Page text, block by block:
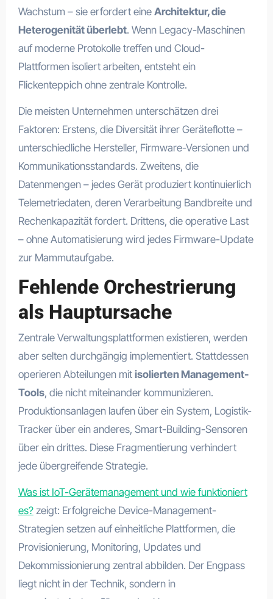
Wachstum – sie erfordert eine Architektur, die
Heterogenität überlebt. Wenn Legacy-Maschinen
auf moderne Protokolle treffen und Cloud-
Plattformen isoliert arbeiten, entsteht ein
Flickenteppich ohne zentrale Kontrolle.
Die meisten Unternehmen unterschätzen drei
Faktoren: Erstens, die Diversität ihrer Geräteflotte –
unterschiedliche Hersteller, Firmware-Versionen und
Kommunikationsstandards. Zweitens, die
Datenmengen – jedes Gerät produziert kontinuierlich
Telemetriedaten, deren Verarbeitung Bandbreite und
Rechenkapazität fordert. Drittens, die operative Last
– ohne Automatisierung wird jedes Firmware-Update
zur Mammutaufgabe.
Fehlende Orchestrierung
als Hauptursache
Zentrale Verwaltungsplattformen existieren, werden
aber selten durchgängig implementiert. Stattdessen
operieren Abteilungen mit isolierten Management-
Tools, die nicht miteinander kommunizieren.
Produktionsanlagen laufen über ein System, Logistik-
Tracker über ein anderes, Smart-Building-Sensoren
über ein drittes. Diese Fragmentierung verhindert
jede übergreifende Strategie.
Was ist IoT-Gerätemanagement und wie funktioniert
es?zeigt: Erfolgreiche Device-Management-
Strategien setzen auf einheitliche Plattformen, die
Provisionierung, Monitoring, Updates und
Dekommissionierung zentral abbilden. Der Engpass
liegt nicht in der Technik, sondern in